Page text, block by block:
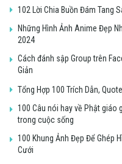
102 Lời Chia Buồn Đám Tang
Những Hình Ảnh Anime Đẹp
2024
Cách đánh sập Group trên
Giản
Tổng Hợp 100 Trích Dẫn,
100 Câu nói hay về Phật
trong cuộc sống
100 Khung Ảnh Đẹp Để Ghép
Cưới